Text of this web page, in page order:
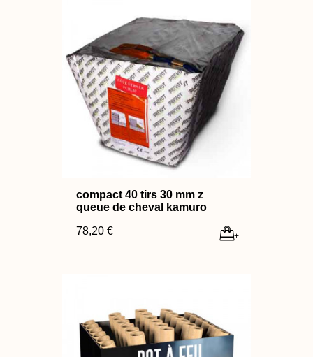
compact 40 tirs 30 mm z
queue de cheval kamuro
78,20 €
+